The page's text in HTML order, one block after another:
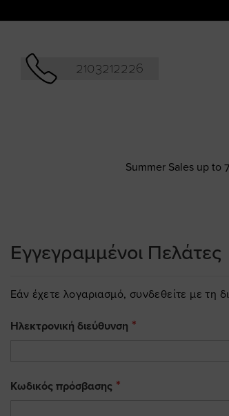
2103212226
Summer Sales up to
Εγγεγραμμένοι Πελάτες
Εάν έχετε λογαριασμό, συνδεθείτε με τη
Ηλεκτρονική διεύθυνση
Κωδικός πρόσβασης